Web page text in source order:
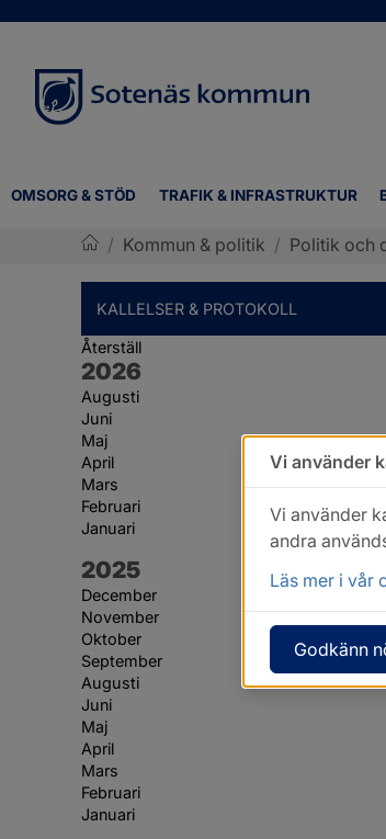
OMSORG & STÖD TRAFIK & INFRASTRUKTUR
/ Kommun & politik / Politik och
KALLELSER & PROTOKOLL
Återställ
År:
2026
Augusti
Juni
Maj
April
Mars
Februari
Januari
År:
2025
December
November
Oktober
September
Augusti
Juni
Maj
April
Mars
Februari
Januari
Vi använder
Vi använder
andra
Läs mer i vår
Godkänn